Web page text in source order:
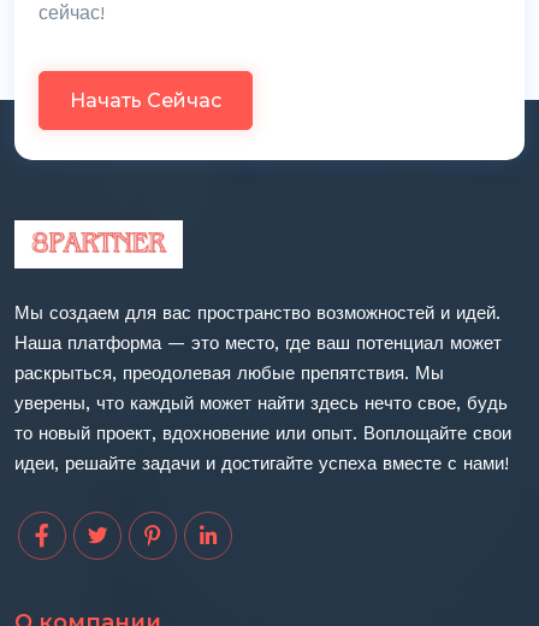
сейчас!
Начать Сейчас
Мы создаем для вас пространство возможностей и идей.
Наша платформа — это место, где ваш потенциал может
раскрыться, преодолевая любые препятствия. Мы
уверены, что каждый может найти здесь нечто свое, будь
то новый проект, вдохновение или опыт. Воплощайте свои
идеи, решайте задачи и достигайте успеха вместе с нами!